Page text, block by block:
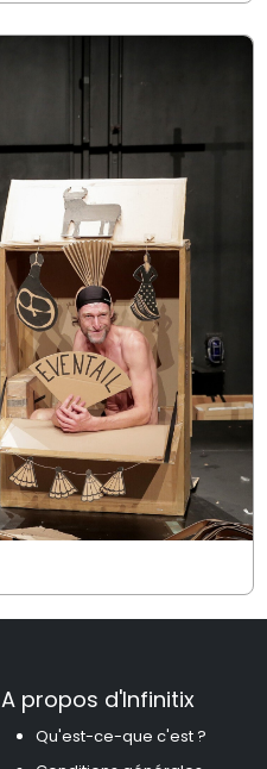
A propos d'Infinitix
Qu'est-ce-que c'est ?